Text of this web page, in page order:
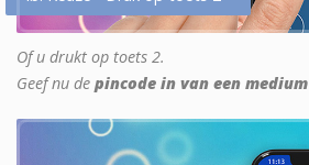
Of u drukt op toets 2.
Geef nu de pincode in van een medium